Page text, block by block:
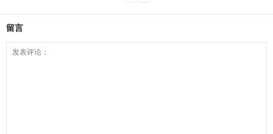
留言